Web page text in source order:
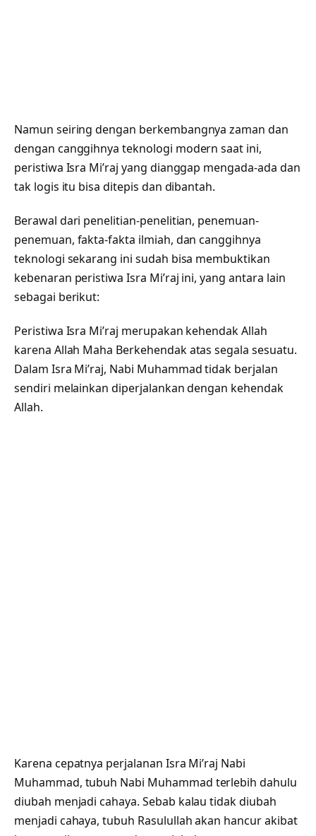
Namun seiring dengan berkembangnya zaman dan
dengan canggihnya teknologi modern saat ini,
peristiwa Isra Mi’raj yang dianggap mengada-ada dan
tak logis itu bisa ditepis dan dibantah.
Berawal dari penelitian-penelitian, penemuan-
penemuan, fakta-fakta ilmiah, dan canggihnya
teknologi sekarang ini sudah bisa membuktikan
kebenaran peristiwa Isra Mi’raj ini, yang antara lain
sebagai berikut:
Peristiwa Isra Mi’raj merupakan kehendak Allah
karena Allah Maha Berkehendak atas segala sesuatu.
Dalam Isra Mi’raj, Nabi Muhammad tidak berjalan
sendiri melainkan diperjalankan dengan kehendak
Allah.
Karena cepatnya perjalanan Isra Mi’raj Nabi
Muhammad, tubuh Nabi Muhammad terlebih dahulu
diubah menjadi cahaya. Sebab kalau tidak diubah
menjadi cahaya, tubuh Rasulullah akan hancur akibat